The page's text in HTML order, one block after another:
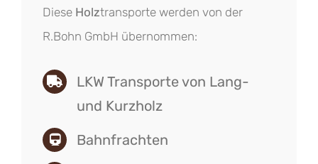
Diese Holztransporte werden von der
R.Bohn GmbH übernommen:
LKW Transporte von Lang-
und Kurzholz
Bahnfrachten